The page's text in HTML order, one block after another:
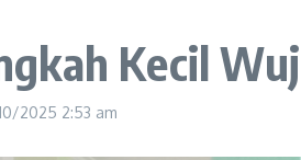
Kecil
2025 2:53 am